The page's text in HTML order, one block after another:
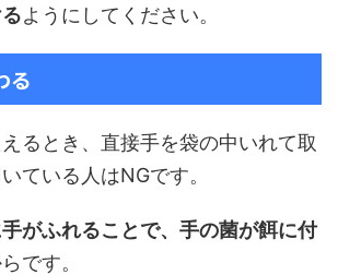
ようにしてください。
る
るとき、直接手を袋の中いれて取
ている人はNGです。
がふれることで、手の菌が餌に付
です。